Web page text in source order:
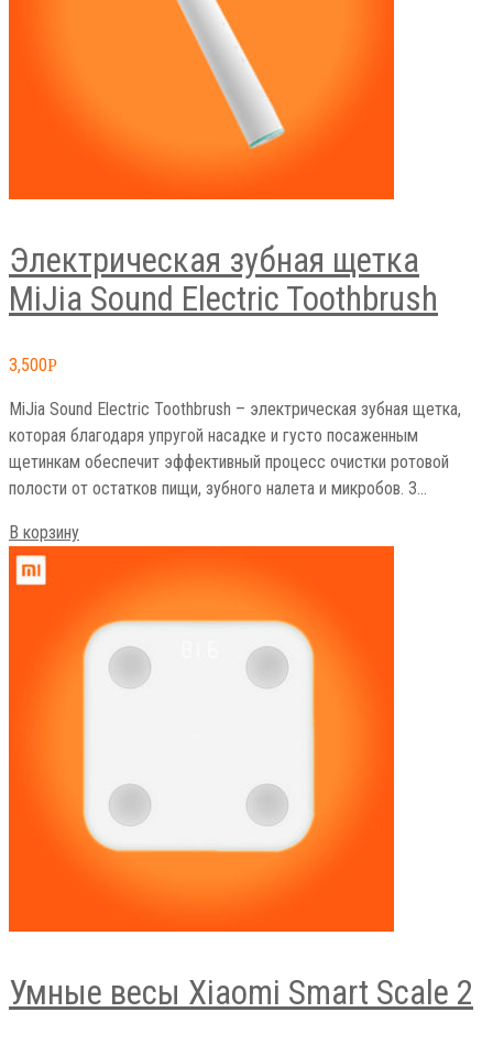
Электрическая зубная щетка
MiJia Sound Electric Toothbrush
3,500Р
MiJia Sound Electric Toothbrush – электрическая зубная щетка,
которая благодаря упругой насадке и густо посаженным
щетинкам обеспечит эффективный процесс очистки ротовой
полости от остатков пищи, зубного налета и микробов. 3…
В корзину
Умные весы Xiaomi Smart Scale 2